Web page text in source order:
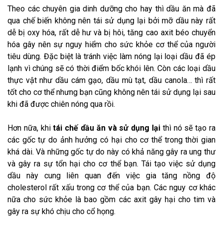
Theo các chuyên gia dinh dưỡng cho hay thì dầu ăn mà đã
qua chế biến không nên tái sử dụng lại bởi mỡ dầu này rất
dễ bị oxy hóa, rất dễ hư và bị hôi, tăng cao axit béo chuyển
hóa gây nên sự nguy hiểm cho sức khỏe cơ thể của người
tiêu dùng. Đặc biệt là tránh việc làm nóng lại loại dầu đã ép
lạnh vì chúng sẽ có thời điểm bốc khói lên. Còn các loại dầu
thực vật như dầu cám gạo, dầu mù tạt, dầu canola… thì rất
tốt cho cơ thể nhưng bạn cũng không nên tái sử dụng lại sau
khi đã được chiên nóng qua rồi.
Hơn nữa, khitái chế dầu ăn và sử dụng lại thì nó sẽ tạo ra
các gốc tự do ảnh hưởng có hại cho cơ thể trong thời gian
khá dài. Và những gốc tự do này có khả năng gây ra ung thư
và gây ra sự tổn hại cho cơ thể bạn. Tái tạo việc sử dụng
dầu này cung liên quan đến việc gia tăng nồng độ
cholesterol rất xấu trong cơ thể của bạn. Các nguy cơ khác
nữa cho sức khỏe là bao gồm các axit gây hại cho tim và
gây ra sự khó chịu cho cổ họng.